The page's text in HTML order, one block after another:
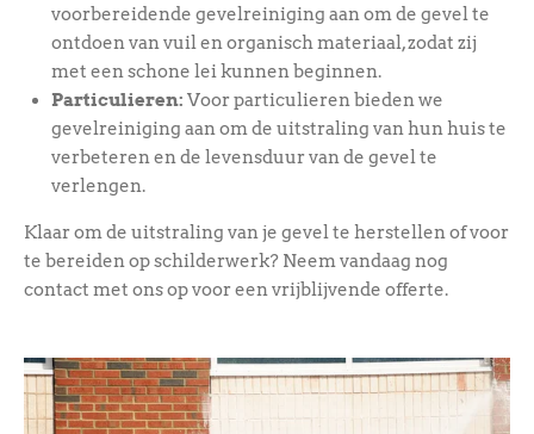
voorbereidende gevelreiniging aan om de gevel te
ontdoen van vuil en organisch materiaal, zodat zij
met een schone lei kunnen beginnen.
Particulieren: Voor particulieren bieden we
gevelreiniging aan om de uitstraling van hun huis te
verbeteren en de levensduur van de gevel te
verlengen.
Klaar om de uitstraling van je gevel te herstellen of voor
te bereiden op schilderwerk? Neem vandaag nog
contact met ons op voor een vrijblijvende offerte.